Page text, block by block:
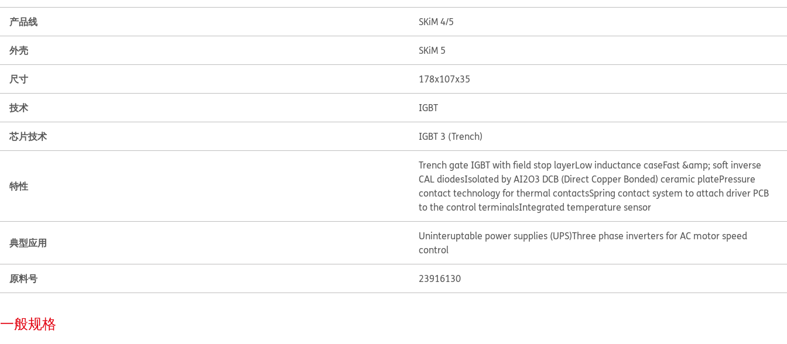
产品线 SKiM 4/5
外壳 SKiM 5
尺寸 178x107x35
技术 IGBT
芯片技术 IGBT 3 (Trench)
特性
Trench gate IGBT with field stop layerLow inductance caseFast &amp; soft inverse
CAL diodesIsolated by AI2O3 DCB (Direct Copper Bonded) ceramic platePressure
contact technology for thermal contactsSpring contact system to attach driver PCB
to the control terminalsIntegrated temperature sensor
典型应用 Uninteruptable power supplies (UPS)Three phase inverters for AC motor speed
control
原料号 23916130
一般规格